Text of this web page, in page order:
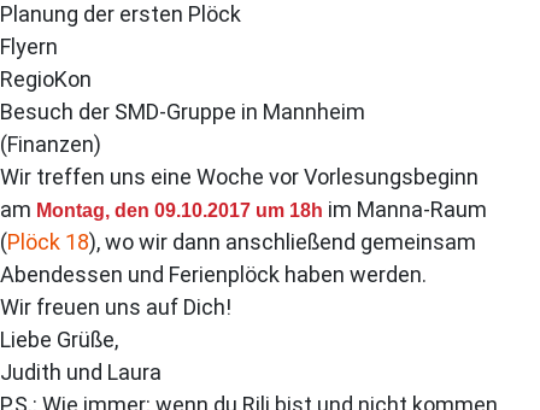
Planung der ersten Plöck
Flyern
RegioKon
Besuch der SMD-Gruppe in Mannheim
(Finanzen)
Wir treffen uns eine Woche vor Vorlesungsbeginn
am Montag, den 09.10.2017 um 18h im Manna-Raum
(Plöck 18), wo wir dann anschließend gemeinsam
Abendessen und Ferienplöck haben werden.
Wir freuen uns auf Dich!
Liebe Grüße,
Judith und Laura
P.S.: Wie immer: wenn du Rili bist und nicht kommen